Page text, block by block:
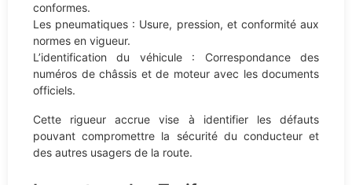
conformes.
Les pneumatiques : Usure, pression, et conformité aux
normes en vigueur.
L’identification du véhicule : Correspondance des
numéros de châssis et de moteur avec les documents
officiels.
Cette rigueur accrue vise à identifier les défauts
pouvant compromettre la sécurité du conducteur et
des autres usagers de la route.